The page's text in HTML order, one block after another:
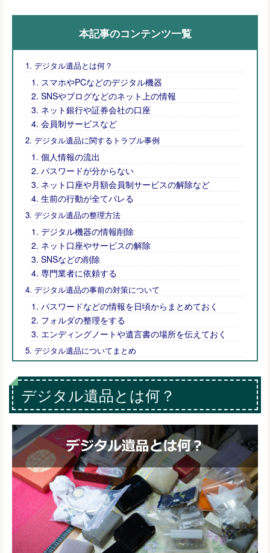
本記事のコンテンツ一覧
デジタル遺品とは何？
スマホやPCなどのデジタル機器
SNSやブログなどのネット上の情報
ネット銀行や証券会社の口座
会員制サービスなど
デジタル遺品に関するトラブル事例
個人情報の流出
パスワードが分からない
ネット口座や月額会員制サービスの解除など
生前の行動が全てバレる
デジタル遺品の整理方法
デジタル機器の情報削除
ネット口座やサービスの解除
SNSなどの削除
専門業者に依頼する
デジタル遺品の事前の対策について
パスワードなどの情報を日頃からまとめておく
フォルダの整理をする
エンディングノートや遺言書の場所を伝えておく
デジタル遺品についてまとめ
デジタル遺品とは何？